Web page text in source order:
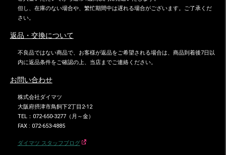
但し、在庫のない場合や、繁忙期間中は遅れる場合がございます。ご了承くだ
さい。
返品・交換について
不良品ではない商品で、お客様が返品をご希望される場合は、商品到着後7日以
内に返品条件をご確認の上、当店までご連絡ください。
お問い合わせ
株式会社ダイマツ
大阪府摂津市鳥飼下2丁目2-12
TEL：072-650-3277（月～金）
FAX : 072-653-4885
ダイマツ スタッフブログ